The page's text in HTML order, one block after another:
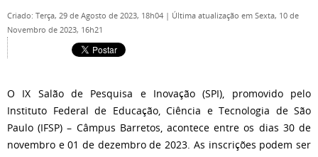
Criado: Terça, 29 de Agosto de 2023, 18h04 | Última atualização em Sexta, 10 de
Novembro de 2023, 16h21
O IX Salão de Pesquisa e Inovação (SPI), promovido pelo
Instituto Federal de Educação, Ciência e Tecnologia de São
Paulo (IFSP) – Câmpus Barretos, acontece entre os dias 30 de
novembro e 01 de dezembro de 2023. As inscrições podem ser